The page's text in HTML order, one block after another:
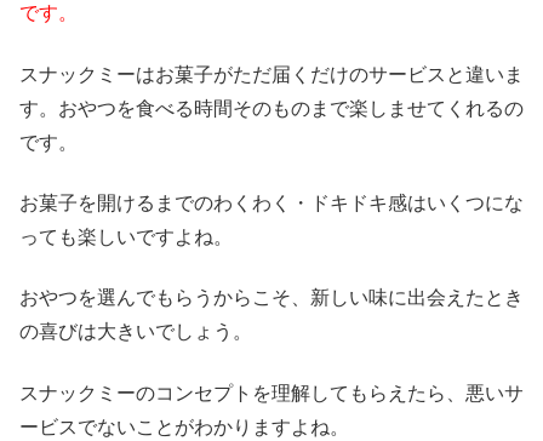
です。
スナックミーはお菓子がただ届くだけのサービスと違いま
す。おやつを食べる時間そのものまで楽しませてくれるの
です。
お菓子を開けるまでのわくわく・ドキドキ感はいくつにな
っても楽しいですよね。
おやつを選んでもらうからこそ、新しい味に出会えたとき
の喜びは大きいでしょう。
スナックミーのコンセプトを理解してもらえたら、悪いサ
ービスでないことがわかりますよね。